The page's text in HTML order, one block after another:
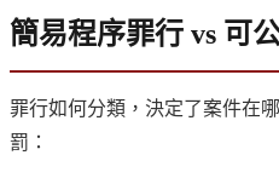
簡易程序罪行 vs 可
罪行如何分類，決定了案件在
罰：